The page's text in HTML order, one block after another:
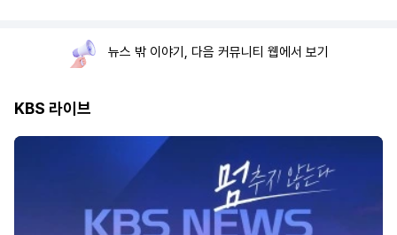
뉴스 밖 이야기, 다음 커뮤니티 웹에서 보기
KBS 라이브